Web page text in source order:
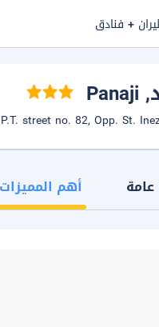
+ فنادق
, Panaji
أهم المميزات